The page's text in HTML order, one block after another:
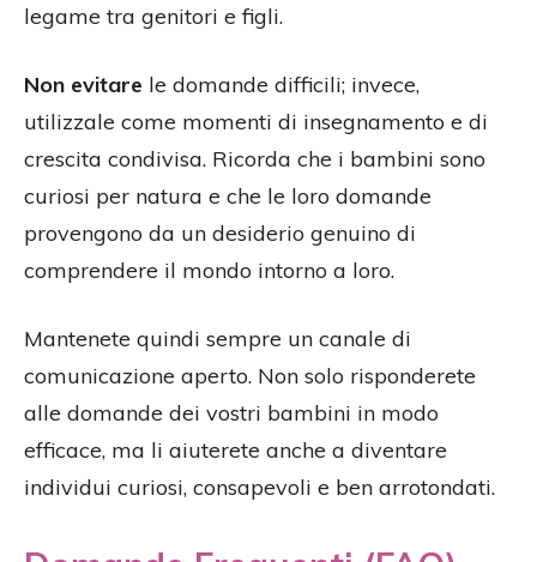
legame tra genitori e figli.
Non evitare le domande difficili; invece,
utilizzale come momenti di insegnamento e di
crescita condivisa. Ricorda che i bambini sono
curiosi per natura e che le loro domande
provengono da un desiderio genuino di
comprendere il mondo intorno a loro.
Mantenete quindi sempre un canale di
comunicazione aperto. Non solo risponderete
alle domande dei vostri bambini in modo
efficace, ma li aiuterete anche a diventare
individui curiosi, consapevoli e ben arrotondati.